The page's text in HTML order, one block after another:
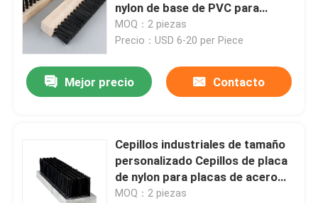
nylon de base de PVC para
eliminar el polvo
MOQ：2 piezas
Precio：USD 6-20 per Piece
Mejor precio Contacto
Cepillos industriales de tamaño
personalizado Cepillos de placa
de nylon para placas de acero
guía en máquinas de estampado
MOQ：2 piezas